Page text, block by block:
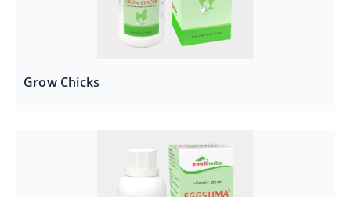
Grow Chicks